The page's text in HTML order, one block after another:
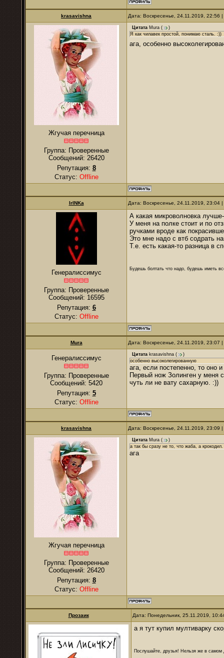
krasavishna Дата: Воскресенье, 24.11.2019,
Жгучая перечница
Группа: Проверенные
Сообщений: 26420
Репутация: 8
Статус: Offline
Цитата Mura (
)
Я как чилавек простой, понимаю сталь. :))
ага, особенно
IrINKa Дата: Воскресенье, 24.11.2019,
Генералиссимус
Группа: Проверенные
Сообщений: 16595
Репутация: 6
Статус: Offline
А какая микроволновка
У меня на полке стоит и по
ручками вроде как
Это мне надо с втб содрать
Т.е. есть какая-то разница в
Будешь болтать что надо, будешь иметь
Mura Дата: Воскресенье, 24.11.2019,
Генералиссимус
Группа: Проверенные
Сообщений: 5420
Репутация: 5
Статус: Offline
Цитата krasavishna (
)
особенно высоколегированную
ага, если постепенно, то оно
Первый нож Золинген у меня
чуть ли не вату сахарную. :))
krasavishna Дата: Воскресенье, 24.11.2019,
Жгучая перечница
Группа: Проверенные
Сообщений: 26420
Репутация: 8
Статус: Offline
Цитата Mura (
)
а так бы сразу не то, что жаба, а крокодил.
ага
Прозаик Дата: Понедельник, 25.11.2019,
а я тут купил мултиварку
Послушайте, друзья! Нельзя же в самом